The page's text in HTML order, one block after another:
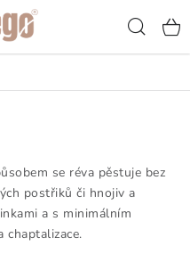
se réva pěstuje bez
postřiků či hnojiv a
a s minimálním
chaptalizace.